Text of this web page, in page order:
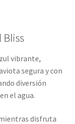
Bliss
vibrante,
segura y con
diversión
el agua.
disfruta